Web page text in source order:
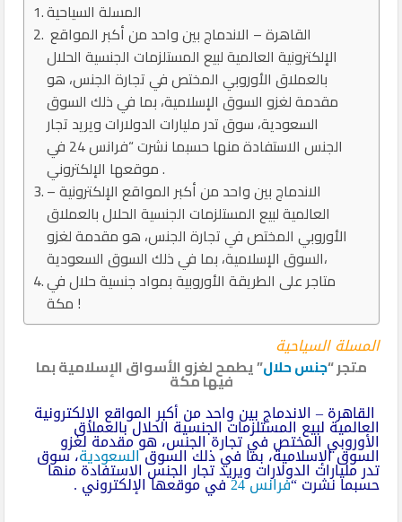
المسلة السياحية
الإلكترونية العالمية لبيع المستلزمات الجنسية الحلال
بالعملاق الأوروبي المختص في تجارة الجنس، هو
مقدمة لغزو السوق الإسلامية، بما في ذلك السوق
السعودية، سوق تدر مليارات الدولارات ويريد تجار
الجنس الاستفادة منها حسبما نشرت “فرانس 24 في
موقعها الإلكتروني .
– الاندماج بين واحد من أكبر المواقع الإلكترونية
العالمية لبيع المستلزمات الجنسية الحلال بالعملاق
الأوروبي المختص في تجارة الجنس، هو مقدمة لغزو
السوق الإسلامية، بما في ذلك السوق السعودية،
متاجر على الطريقة الأوروبية بمواد جنسية حلال في
مكة !
المسلة السياحية
متجر “جنس حلال” يطمح لغزو الأسواق الإسلامية بما
فيها مكة
القاهرة – الاندماج بين واحد من أكبر المواقع الإلكترونية
العالمية لبيع المستلزمات الجنسية الحلال بالعملاق
الأوروبي المختص في تجارة الجنس، هو مقدمة لغزو
السوق الإسلامية، بما في ذلك السوقالسعودية، سوق
تدر مليارات الدولارات ويريد تجار الجنس الاستفادة منها
حسبما نشرت “فرانس 24 في موقعها الإلكتروني .